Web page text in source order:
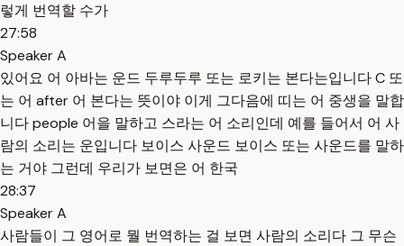
렇게 번역할 수가
27:58
Speaker A
있어요 어 아바는 운드 두루두루 또는 로키는 본다는입니다 C 또
는 어 after 어 본다는 뜻이야 이게 그다음에 띠는 어 중생을 말합
니다 people 어을 말하고 스라는 어 소리인데 예를 들어서 어 사
람의 소리는 운입니다 보이스 사운드 보이스 또는 사운드를 말하
는 거야 그런데 우리가 보면은 어 한국
28:37
Speaker A
사람들이 그 영어로 뭘 번역하는 걸 보면 사람의 소리다 그 무슨